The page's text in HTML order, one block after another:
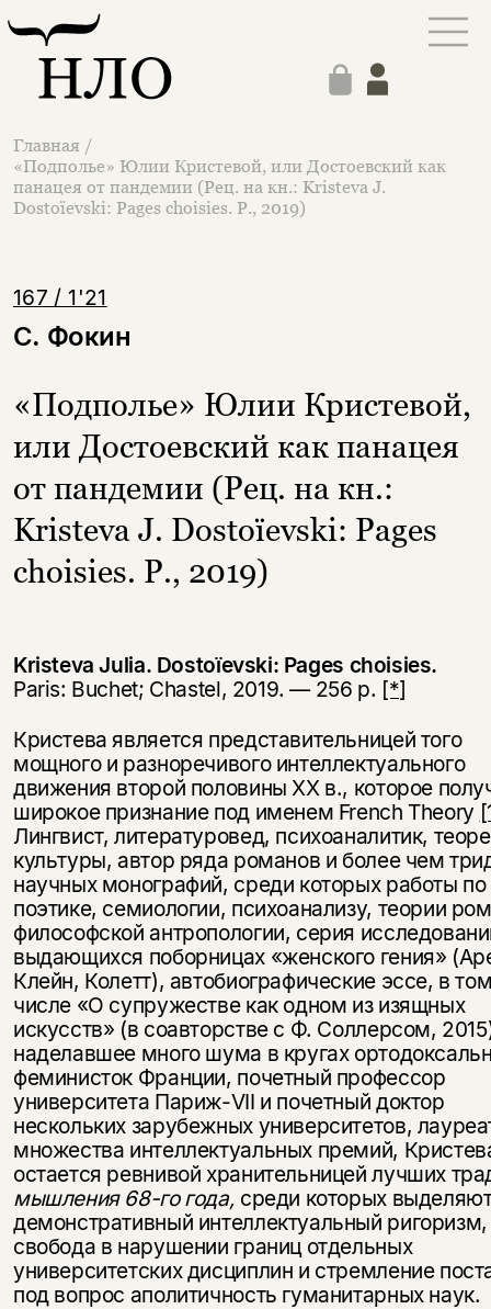
Главная /
«Подполье» Юлии Кристевой, или Достоевский как
панацея от пандемии (Рец. на кн.: Kristeva J.
Dostoïevski: Pages choisies. P., 2019)
167 / 1'21
С. Фокин
«Подполье» Юлии Кристевой,
или Достоевский как панацея
от пандемии (Рец. на кн.:
Kristeva J. Dostoïevski: Pages
choisies. P., 2019)
Kristeva Julia. Dostoïevski: Pages choisies.
Paris: Buchet; Chastel, 2019. — 256 p. [*]
Кристева является представительницей того
мощного и разноречивого интеллектуального
движения второй половины XX в., которое
широкое признание под именем French Theory
Лингвист, литературовед, психоаналитик,
культуры, автор ряда романов и более чем
научных монографий, среди которых работы по
поэтике, семиологии, психоанализу, теории
философской антропологии, серия
выдающихся поборницах «женского гения»
Клейн, Колетт), автобиографические эссе, в
числе «О супружестве как одном из изящных
искусств» (в соавторстве с Ф. Соллерсом,
наделавшее много шума в кругах
феминисток Франции, почетный профессор
университета Париж-VII и почетный доктор
нескольких зарубежных университетов,
множества интеллектуальных премий,
остается ревнивой хранительницей лучших
мышления 68-го года, среди которых
демонстративный интеллектуальный ригоризм,
свобода в нарушении границ отдельных
университетских дисциплин и стремление
под вопрос аполитичность гуманитарных наук.